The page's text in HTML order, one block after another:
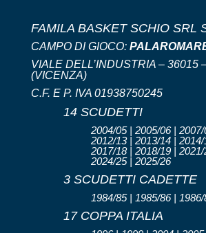
FAMILA BASKET SCHIO SRL
CAMPO DI GIOCO:
VIALE DELL’INDUSTRIA – 36015
(VICENZA)
C.F. E P. IVA 01938750245
14 SCUDETTI
2004/05 | 2005/06 |
2012/13 | 2013/14 |
2017/18 | 2018/19 |
2024/25 | 2025/26
3 SCUDETTI CADETTE
1984/85 | 1985/86 | 1986/
17 COPPA ITALIA